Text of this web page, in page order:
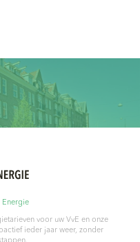
Energie
voor uw VvE en onze
ieder jaar weer, zonder